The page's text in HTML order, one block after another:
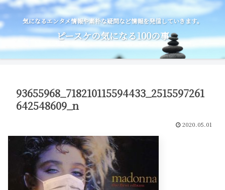
気になるエンタメ情報や素朴な疑問など情報を発信していきます。
ピースケの気になる100の事
93655968_718210115594433_2515597261
642548609_n
2020.05.01